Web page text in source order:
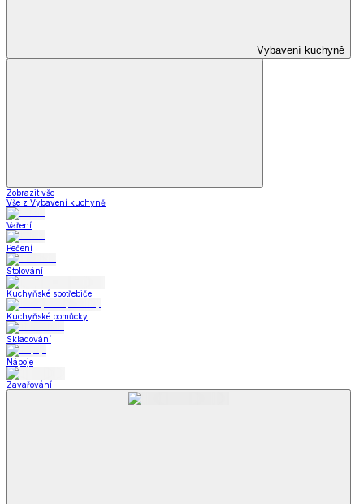
Vybavení kuchyně
Zobrazit vše
Vše z Vybavení kuchyně
Vaření
Pečení
Stolování
Kuchyňské spotřebiče
Kuchyňské pomůcky
Skladování
Nápoje
Zavařování